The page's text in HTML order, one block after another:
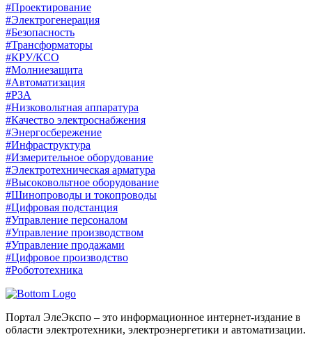
#Проектирование
#Электрогенерация
#Безопасность
#Трансформаторы
#КРУ/КСО
#Молниезащита
#Автоматизация
#РЗА
#Низковольтная аппаратура
#Качество электроснабжения
#Энергосбережение
#Инфраструктура
#Измерительное оборудование
#Электротехническая арматура
#Высоковольтное оборудование
#Шинопроводы и токопроводы
#Цифровая подстанция
#Управление персоналом
#Управление производством
#Управление продажами
#Цифровое производство
#Робототехника
Портал ЭлеЭкспо – это информационное интернет-издание в
области электротехники, электроэнергетики и автоматизации.